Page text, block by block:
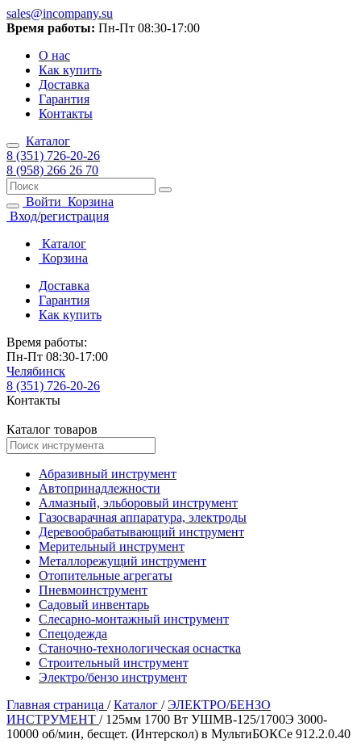
sales@incompany.su
Время работы: Пн-Пт 08:30-17:00
О нас
Как купить
Доставка
Гарантия
Контакты
Каталог
8 (351) 726-20-26
8 (958) 266 26 70
Войти Корзина
Вход/регистрация
Каталог
Корзина
Доставка
Гарантия
Как купить
Время работы:
Пн-Пт 08:30-17:00
Челябинск
8 (351) 726-20-26
Контакты
Каталог товаров
Абразивный инструмент
Автопринадлежности
Алмазный, эльборовый инструмент
Газосварачная аппаратура, электроды
Деревообрабатывающий инструмент
Мерительный инструмент
Металлорежущий инструмент
Отопительные агрегаты
Пневмоинструмент
Садовый инвентарь
Слесарно-монтажный инструмент
Спецодежда
Станочно-технологическая оснастка
Строительный инструмент
Электро/бензо инструмент
Главная страница / Каталог / ЭЛЕКТРО/БЕНЗО
ИНСТРУМЕНТ /125мм 1700 Вт УШМВ-125/1700Э 3000-
10000 об/мин, бесщет. (Интерскол) в МультиБОКСе 912.2.0.40